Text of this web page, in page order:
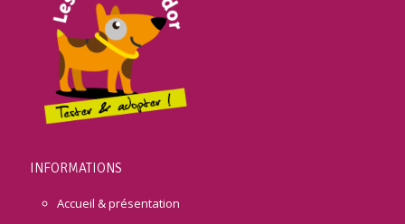
INFORMATIONS
Accueil & présentation